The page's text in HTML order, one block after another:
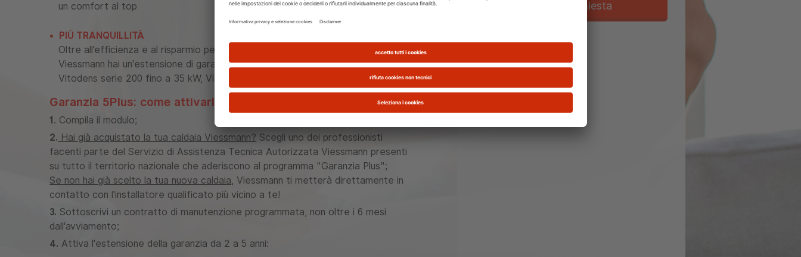
un comfort al top
PIÙ TRANQUILLITÀ
Oltre all’efficienza e al risparmio pensiamo anche alla tua tranquillità. Con
Viessmann hai un'estensione di garanzia da 2 a 5 anni se scegli una caldaia
Vitodens serie 200 fino a 35 kW, Vitodens serie 100 e Vitodens 050-W
Garanzia 5Plus: come attivarla?
1. Compila il modulo;
2. Hai già acquistato la tua caldaia Viessmann? Scegli uno dei professionisti
facenti parte delServizio di Assistenza Tecnica Autorizzata Viessmann presenti
su tutto il territorio nazionale che aderiscono al programma "Garanzia Plus";
Se non hai già scelto la tua nuova caldaia, Viessmann ti metterà direttamente in
contatto con l'installatore qualificato più vicino a te!
3. Sottoscrivi un contratto di manutenzione programmata, non oltre i 6 mesi
dall'avviamento;
4. Attiva l'estensione della garanzia da 2 a 5 anni: